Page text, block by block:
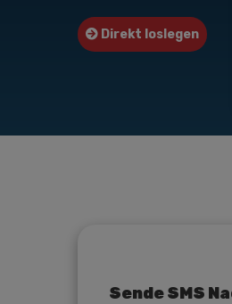
Direkt loslegen
Sende SMS